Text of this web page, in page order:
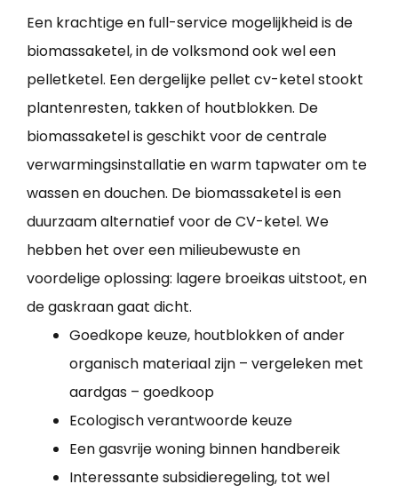
Een krachtige en full-service mogelijkheid is de
biomassaketel, in de volksmond ook wel een
pelletketel. Een dergelijke pellet cv-ketel stookt
plantenresten, takken of houtblokken. De
biomassaketel is geschikt voor de centrale
verwarmingsinstallatie en warm tapwater om te
wassen en douchen. De biomassaketel is een
duurzaam alternatief voor de CV-ketel. We
hebben het over een milieubewuste en
voordelige oplossing: lagere broeikas uitstoot, en
de gaskraan gaat dicht.
Goedkope keuze, houtblokken of ander
organisch materiaal zijn – vergeleken met
aardgas – goedkoop
Ecologisch verantwoorde keuze
Een gasvrije woning binnen handbereik
Interessante subsidieregeling, tot wel